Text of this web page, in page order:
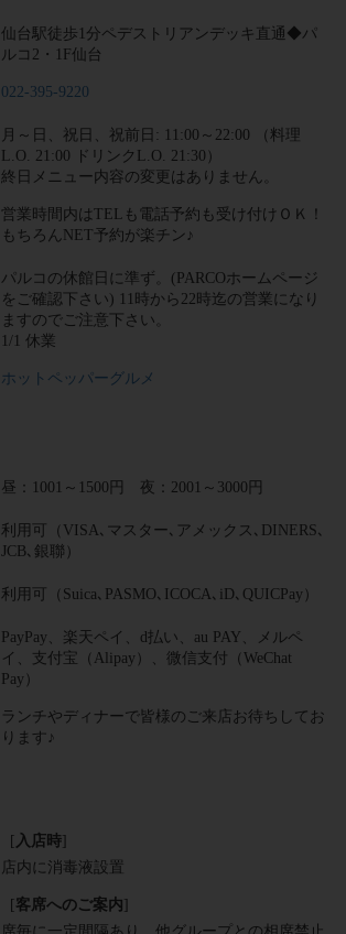
仙台駅徒歩1分ペデストリアンデッキ直通◆パ
ルコ2・1F仙台
022-395-9220
月～日、祝日、祝前日: 11:00～22:00 （料理
L.O. 21:00 ドリンクL.O. 21:30）
終日メニュー内容の変更はありません。
営業時間内はTELも電話予約も受け付けＯＫ！
もちろんNET予約が楽チン♪
パルコの休館日に準ず。(PARCOホームページ
をご確認下さい) 11時から22時迄の営業になり
ますのでご注意下さい。
1/1 休業
ホットペッパーグルメ
昼：1001～1500円 夜：2001～3000円
利用可（VISA､マスター､アメックス､DINERS､
JCB､銀聯）
利用可（Suica､PASMO､ICOCA､iD､QUICPay）
PayPay、楽天ペイ、d払い、au PAY、メルペ
イ、支付宝（Alipay）、微信支付（WeChat
Pay）
ランチやディナーで皆様のご来店お待ちしてお
ります♪
[ 入店時]
店内に消毒液設置
[客席へのご案内]